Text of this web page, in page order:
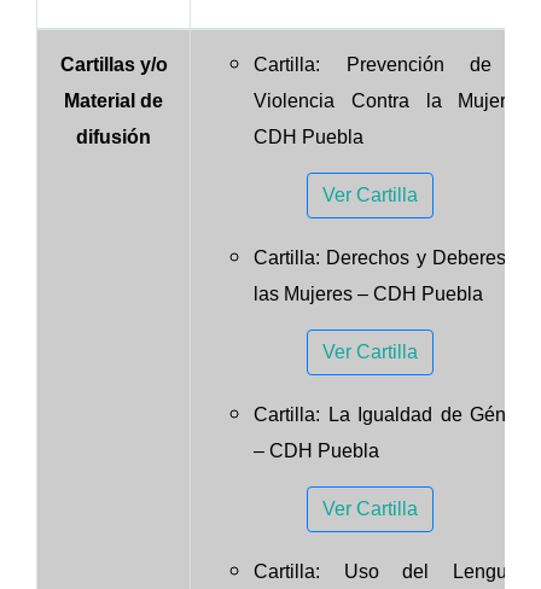
Cartillas y/o
Material de
difusión
Cartilla: Prevención de la
Violencia Contra la Mujer –
CDH Puebla
Ver Cartilla
Cartilla: Derechos y Deberes de
las Mujeres – CDH Puebla
Ver Cartilla
Cartilla: La Igualdad de Género
– CDH Puebla
Ver Cartilla
Cartilla: Uso del Lenguaje